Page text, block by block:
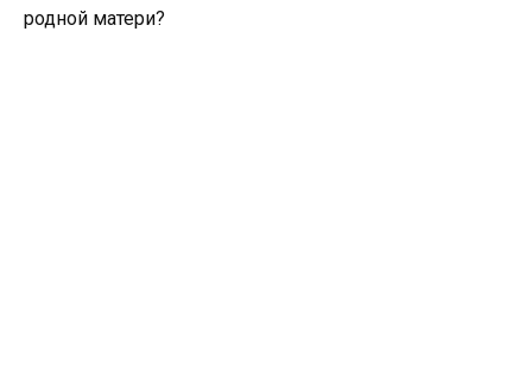
родной матери?